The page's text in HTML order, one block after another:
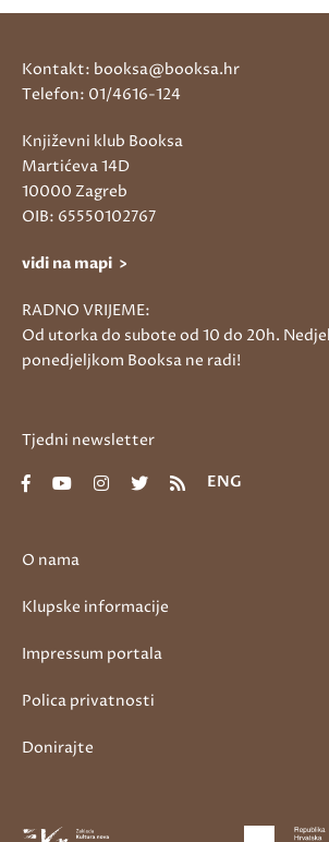
O nama
Klupske informacije
Impressum portala
Polica privatnosti
Donirajte
Kontakt: booksa@booksa.hr
Telefon: 01/4616-124
Književni klub Booksa
Martićeva 14D
10000 Zagreb
OIB: 65550102767
vidi na mapi >
RADNO VRIJEME:
Od utorka do subote od 10 do 20h.
ponedjeljkom Booksa ne radi!
Tjedni newsletter
ENG